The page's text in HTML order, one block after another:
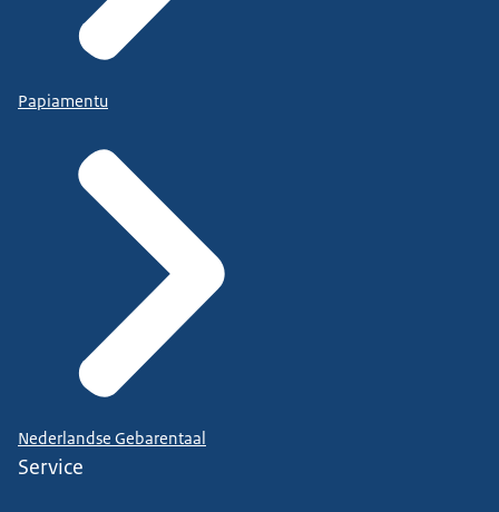
Papiamentu
Nederlandse Gebarentaal
Service